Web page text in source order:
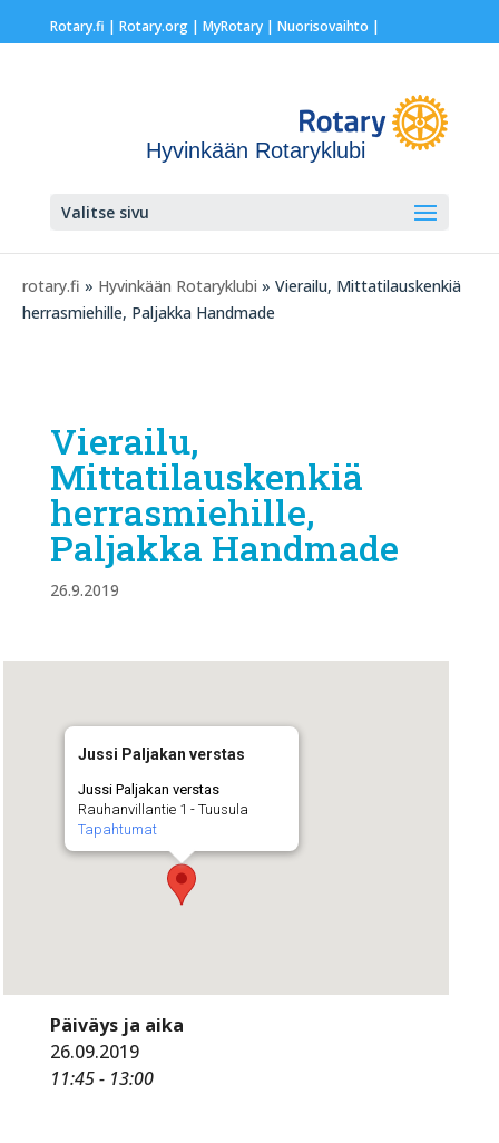
Rotary.fi | Rotary.org| MyRotary | Nuorisovaihto |
Hyvinkään Rotaryklubi
Valitse sivu
rotary.fi » Hyvinkään Rotaryklubi » Vierailu, Mittatilauskenkiä
herrasmiehille, Paljakka Handmade
Vierailu,
Mittatilauskenkiä
herrasmiehille,
Paljakka Handmade
26.9.2019
Jussi Paljakan verstas
Jussi Paljakan verstas
Rauhanvillantie 1 - Tuusula
Tapahtumat
Päiväys ja aika
26.09.2019
11:45 - 13:00